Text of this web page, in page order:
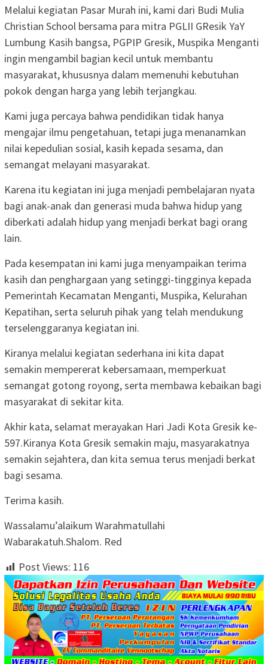
Melalui kegiatan Pasar Murah ini, kami dari Budi Mulia
Christian School bersama para mitra PGLII GResik YaY
Lumbung Kasih bangsa, PGPIP Gresik, Muspika Menganti
ingin mengambil bagian kecil untuk membantu
masyarakat, khususnya dalam memenuhi kebutuhan
pokok dengan harga yang lebih terjangkau.
Kami juga percaya bahwa pendidikan tidak hanya
mengajar ilmu pengetahuan, tetapi juga menanamkan
nilai kepedulian sosial, kasih kepada sesama, dan
semangat melayani masyarakat.
Karena itu kegiatan ini juga menjadi pembelajaran nyata
bagi anak-anak dan generasi muda bahwa hidup yang
diberkati adalah hidup yang menjadi berkat bagi orang
lain.
Pada kesempatan ini kami juga menyampaikan terima
kasih dan penghargaan yang setinggi-tingginya kepada
Pemerintah Kecamatan Menganti, Muspika, Kelurahan
Kepatihan, serta seluruh pihak yang telah mendukung
terselenggaranya kegiatan ini.
Kiranya melalui kegiatan sederhana ini kita dapat
semakin mempererat kebersamaan, memperkuat
semangat gotong royong, serta membawa kebaikan bagi
masyarakat di sekitar kita.
Akhir kata, selamat merayakan Hari Jadi Kota Gresik ke-
597.Kiranya Kota Gresik semakin maju, masyarakatnya
semakin sejahtera, dan kita semua terus menjadi berkat
bagi sesama.
Terima kasih.
Wassalamu’alaikum Warahmatullahi
Wabarakatuh.Shalom. Red
Post Views: 116